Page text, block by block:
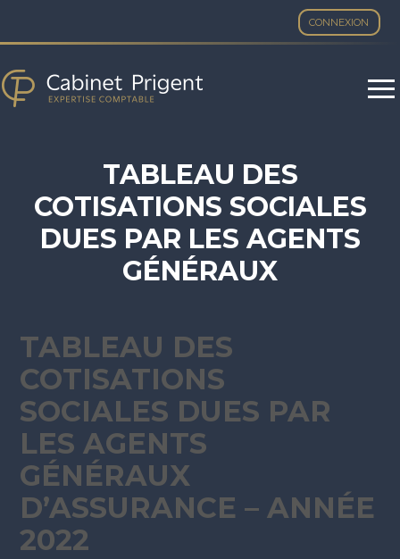
CONNEXION
Aller
au
TABLEAU DES
COTISATIONS SOCIALES
DUES PAR LES AGENTS
GÉNÉRAUX
2022
TABLEAU DES
COTISATIONS
SOCIALES DUES PAR
LES AGENTS
GÉNÉRAUX
D’ASSURANCE – ANNÉE
2022